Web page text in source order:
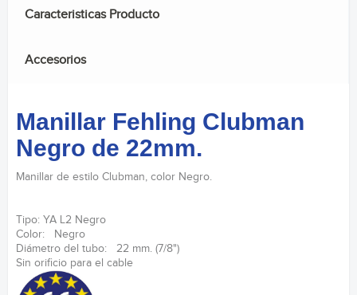
Caracteristicas Producto
Accesorios
Manillar Fehling Clubman
Negro de 22mm.
Manillar de estilo Clubman, color Negro.
Tipo: YA L2 Negro
Color: Negro
Diámetro del tubo: 22 mm. (7/8")
Sin orificio para el cable